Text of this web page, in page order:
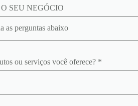
SEU NEGÓCIO
ou serviços você oferece? *